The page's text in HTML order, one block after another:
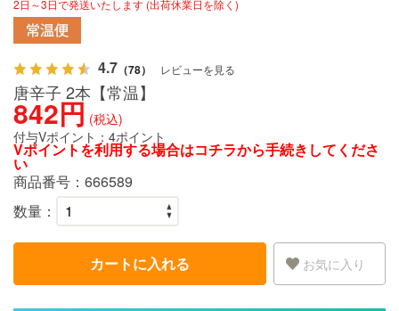
2日～3日で発送いたします (出荷休業日を除く)
4.7 （78） レビューを見る
唐辛子 2本【常温】
842円 (税込)
付与Vポイント： 4ポイント
Vポイントを利用する場合はコチラから手続きしてくださ
い
商品番号： 666589
数量：
カートに入れる お気に入り